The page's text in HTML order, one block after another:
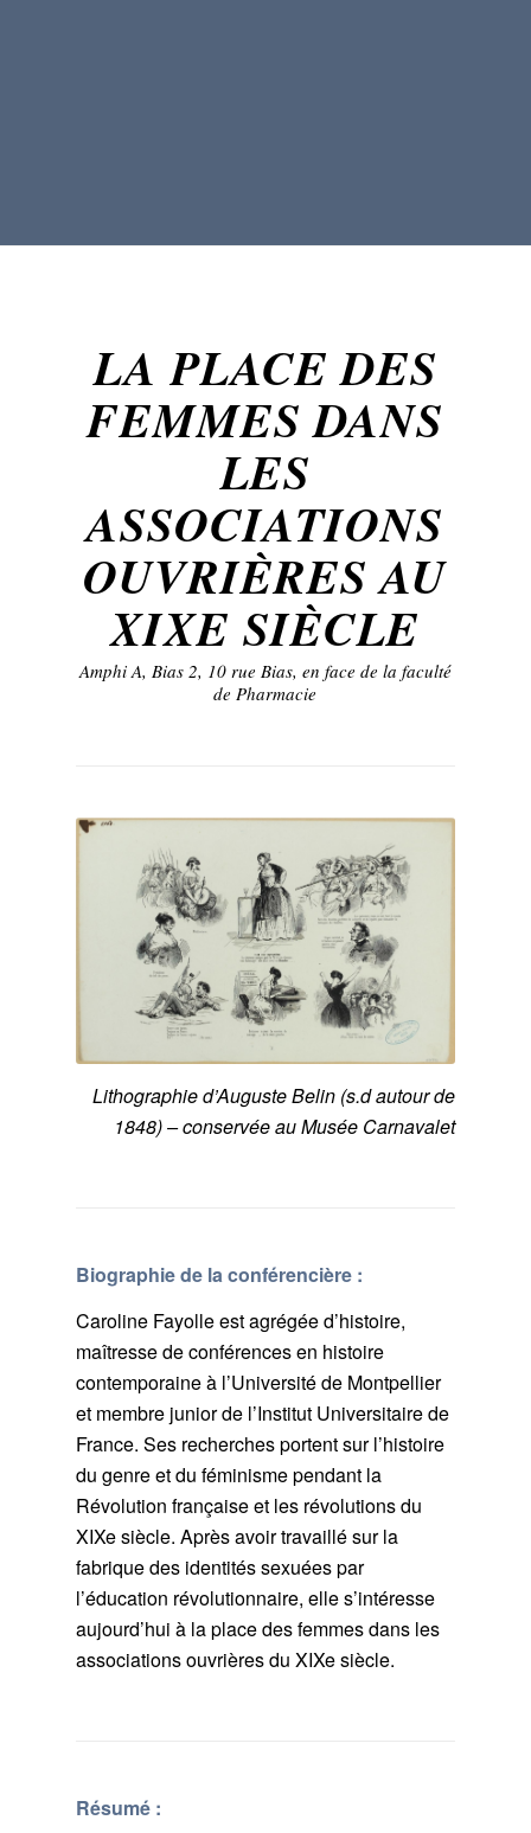
LA PLACE DES
FEMMES DANS
LES
ASSOCIATIONS
OUVRIÈRES AU
XIXE SIÈCLE
Amphi A, Bias 2, 10 rue Bias, en face de la faculté
de Pharmacie
Lithographie d’Auguste Belin (s.d autour de
1848) – conservée au Musée Carnavalet
Biographie de la conférencière :
Caroline Fayolle est agrégée d’histoire,
maîtresse de conférences en histoire
contemporaine à l’Université de Montpellier
et membre junior de l’Institut Universitaire de
France. Ses recherches portent sur l’histoire
du genre et du féminisme pendant la
Révolution française et les révolutions du
XIXe siècle. Après avoir travaillé sur la
fabrique des identités sexuées par
l’éducation révolutionnaire, elle s’intéresse
aujourd’hui à la place des femmes dans les
associations ouvrières du XIXe siècle.
Résumé :